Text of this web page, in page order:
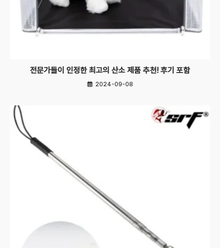
전문가들이 인정한 최고의 산소 제품 추천! 후기 포함
2024-09-08